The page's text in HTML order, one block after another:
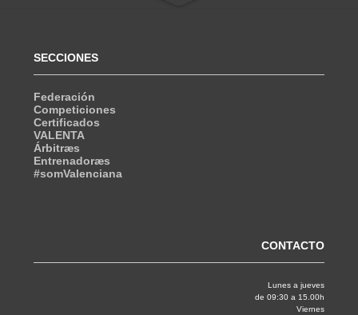
SECCIONES
Federación
Competiciones
Certificados
VALENTA
Árbitræs
Entrenadoræs
#somValenciana
CONTACTO
Lunes a jueves
de 09:30 a 15.00h
Viernes